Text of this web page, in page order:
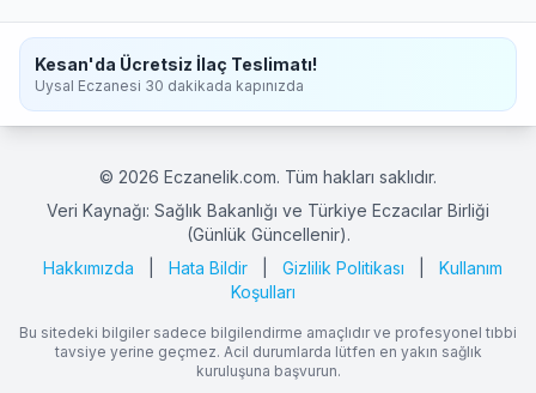
Kesan'da Ücretsiz İlaç Teslimatı!
Uysal Eczanesi 30 dakikada kapınızda
© 2026 Eczanelik.com. Tüm hakları saklıdır.
Veri Kaynağı: Sağlık Bakanlığı ve Türkiye Eczacılar Birliği
(Günlük Güncellenir).
Hakkımızda
Hata Bildir Gizlilik Politikası
Kullanım
Koşulları
Bu sitedeki bilgiler sadece bilgilendirme amaçlıdır ve profesyonel tıbbi
tavsiye yerine geçmez. Acil durumlarda lütfen en yakın sağlık
kuruluşuna başvurun.